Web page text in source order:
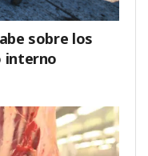
sobre los
interno